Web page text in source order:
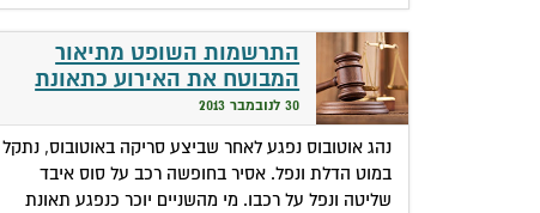
התרשמות השופט מתיאור
המבוטח את האירוע כתאונת
דרכים
30 לנובמבר 2013
נהג אוטובוס נפגע לאחר שביצע סריקה באוטובוס, נתקל
במוט הדלת ונפל. אסיר בחופשה רכב על סוס איבד
שליטה ונפל על רכבו. מי מהשניים יוכר כנפגע תאונת